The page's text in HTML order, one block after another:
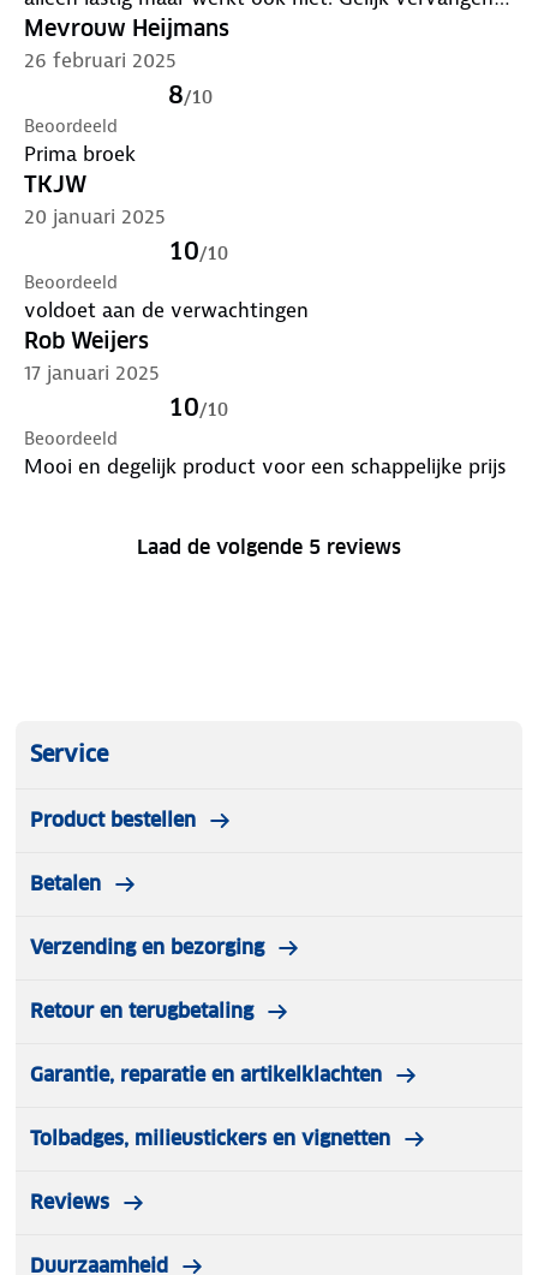
door een echte riem.
Mevrouw Heijmans
26 februari 2025
8/10
Beoordeeld
Prima broek
TKJW
20 januari 2025
10/10
Beoordeeld
voldoet aan de verwachtingen
Rob Weijers
17 januari 2025
10/10
Beoordeeld
Mooi en degelijk product voor een schappelijke prijs
Laad de volgende 5 reviews
Service
Product bestellen
Betalen
Verzending en bezorging
Retour en terugbetaling
Garantie, reparatie en artikelklachten
Tolbadges, milieustickers en vignetten
Reviews
Duurzaamheid